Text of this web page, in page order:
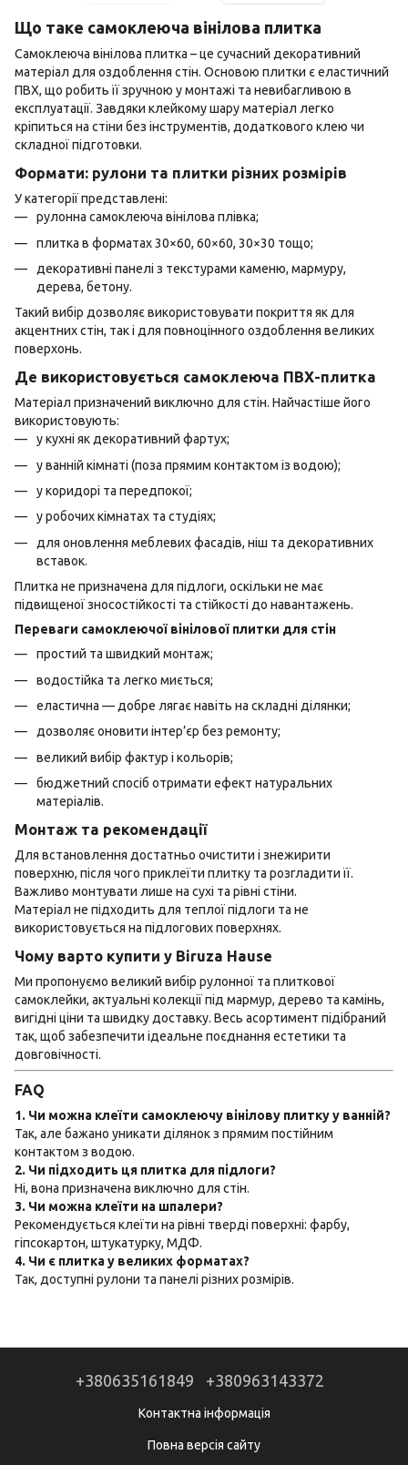
Що таке самоклеюча вінілова плитка
Самоклеюча вінілова плитка – це сучасний декоративний
матеріал для оздоблення стін. Основою плитки є еластичний
ПВХ, що робить її зручною у монтажі та невибагливою в
експлуатації. Завдяки клейкому шару матеріал легко
кріпиться на стіни без інструментів, додаткового клею чи
складної підготовки.
Формати: рулони та плитки різних розмірів
У категорії представлені:
рулонна самоклеюча вінілова плівка;
плитка в форматах 30×60, 60×60, 30×30 тощо;
декоративні панелі з текстурами каменю, мармуру,
дерева, бетону.
Такий вибір дозволяє використовувати покриття як для
акцентних стін, так і для повноцінного оздоблення великих
поверхонь.
Де використовується самоклеюча ПВХ-плитка
Матеріал призначений виключно для стін. Найчастіше його
використовують:
у кухні як декоративний фартух;
у ванній кімнаті (поза прямим контактом із водою);
у коридорі та передпокої;
у робочих кімнатах та студіях;
для оновлення меблевих фасадів, ніш та декоративних
вставок.
Плитка не призначена для підлоги, оскільки не має
підвищеної зносостійкості та стійкості до навантажень.
Переваги самоклеючої вінілової плитки для стін
простий та швидкий монтаж;
водостійка та легко миється;
еластична — добре лягає навіть на складні ділянки;
дозволяє оновити інтер’єр без ремонту;
великий вибір фактур і кольорів;
бюджетний спосіб отримати ефект натуральних
матеріалів.
Монтаж та рекомендації
Для встановлення достатньо очистити і знежирити
поверхню, після чого приклеїти плитку та розгладити її.
Важливо монтувати лише на сухі та рівні стіни.
Матеріал не підходить для теплої підлоги та не
використовується на підлогових поверхнях.
Чому варто купити у Biruza Hause
Ми пропонуємо великий вибір рулонної та плиткової
самоклейки, актуальні колекції під мармур, дерево та камінь,
вигідні ціни та швидку доставку. Весь асортимент підібраний
так, щоб забезпечити ідеальне поєднання естетики та
довговічності.
FAQ
1. Чи можна клеїти самоклеючу вінілову плитку у ванній?
Так, але бажано уникати ділянок з прямим постійним
контактом з водою.
2. Чи підходить ця плитка для підлоги?
Ні, вона призначена виключно для стін.
3. Чи можна клеїти на шпалери?
Рекомендується клеїти на рівні тверді поверхні: фарбу,
гіпсокартон, штукатурку, МДФ.
4. Чи є плитка у великих форматах?
Так, доступні рулони та панелі різних розмірів.
+380635161849 +380963143372
Контактна інформація
Повна версія сайту